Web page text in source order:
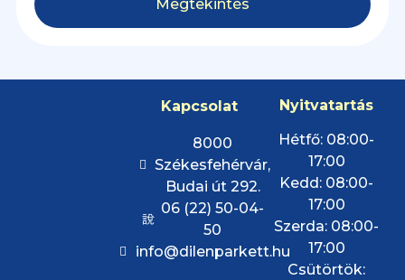
Megtekintés
Kapcsolat
8000
Székesfehérvár,
Budai út 292.
06 (22) 50-04-
50
info@dilenparkett.hu
Nyitvatartás
Hétfő: 08:00-
17:00
Kedd: 08:00-
17:00
Szerda: 08:00-
17:00
Csütörtök: